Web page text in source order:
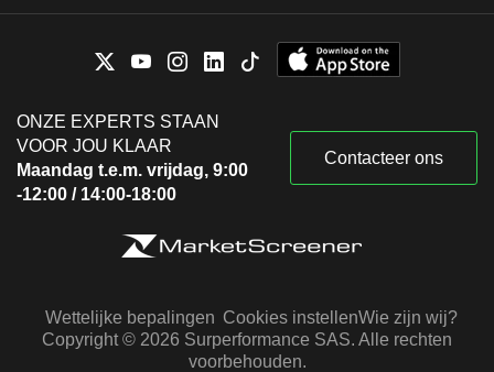
ONZE EXPERTS STAAN
VOOR JOU KLAAR
Maandag t.e.m. vrijdag, 9:00
-12:00 / 14:00-18:00
Contacteer ons
Wettelijke bepalingen Cookies instellenWie zijn wij?
Copyright © 2026 Surperformance SAS. Alle rechten
voorbehouden.